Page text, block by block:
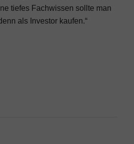
tiefes Fachwissen sollte man
als Investor kaufen.“